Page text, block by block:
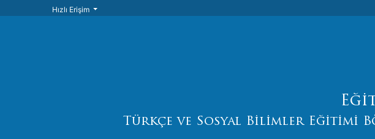
Hızlı Erişim
Türkçe ve Sosyal Bilimler Eğitimi